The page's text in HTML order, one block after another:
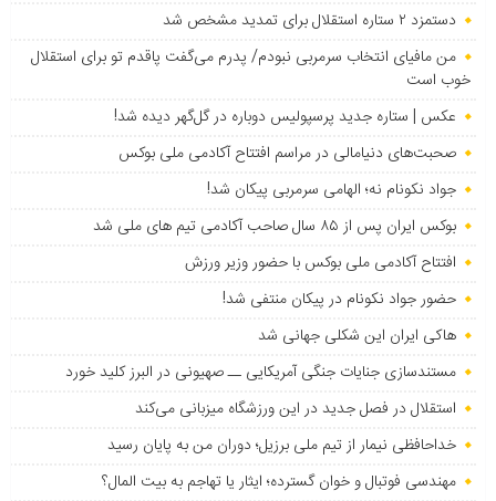
دستمزد ۲ ستاره استقلال برای تمدید مشخص شد
من مافیای انتخاب سرمربی نبودم/ پدرم می‌گفت پاقدم تو برای استقلال
خوب است
عکس | ستاره جدید پرسپولیس دوباره در گل‌گهر دیده شد!
صحبت‌های دنیامالی در مراسم افتتاح آکادمی ملی بوکس
جواد نکونام نه؛ الهامی سرمربی پیکان شد!
بوکس ایران پس از ۸۵ سال صاحب آکادمی تیم های ملی شد
افتتاح آکادمی ملی بوکس با حضور وزیر ورزش
حضور جواد نکونام در پیکان منتفی شد!
هاکی ایران این شکلی جهانی شد
مستندسازی جنایات جنگی آمریکایی ــ صهیونی در البرز کلید خورد
استقلال در فصل جدید در این ورزشگاه میزبانی می‌کند
خداحافظی نیمار از تیم ملی برزیل؛ دوران من به پایان رسید
مهندسی فوتبال و خوان گسترده؛ ایثار یا تهاجم به بیت المال؟